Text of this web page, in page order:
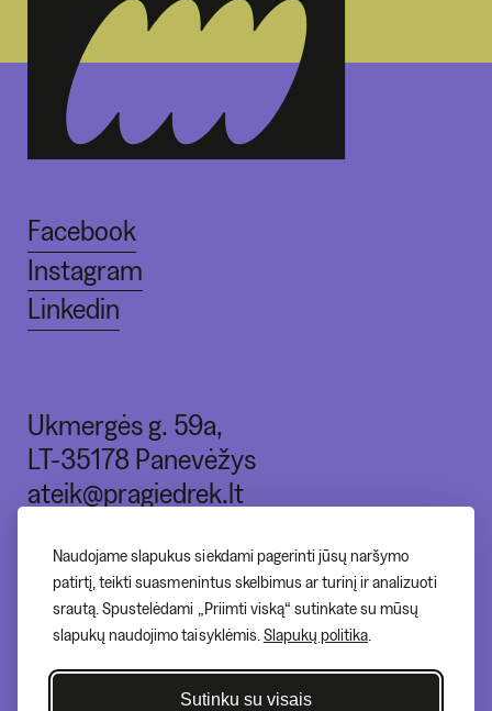
Naudojame slapukus siekdami pagerinti jūsų naršymo
patirtį, teikti suasmenintus skelbimus ar turinį ir analizuoti
srautą. Spustelėdami „Priimti viską“ sutinkate su mūsų
slapukų naudojimo taisyklėmis. Slapukų politika
Sutinku su visais
Facebook
Instagram
Linkedin
Ukmergės g. 59a,
LT-35178 Panevėžys
ateik@pragiedrek.lt
I - nedirbame
II-V 10:00-20:00
VI - 12:00-17:00